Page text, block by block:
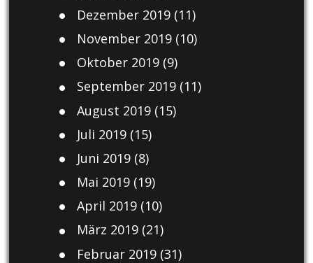
Dezember 2019(11)
November 2019(10)
Oktober 2019(9)
September 2019(11)
August 2019(15)
Juli 2019(15)
Juni 2019(8)
Mai 2019(19)
April 2019(10)
März 2019(21)
Februar 2019(31)